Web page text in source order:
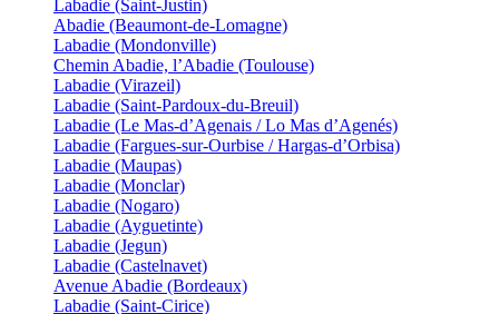
Labadie (Saint-Justin)
Abadie (Beaumont-de-Lomagne)
Labadie (Mondonville)
Chemin Abadie, l’Abadie (Toulouse)
Labadie (Virazeil)
Labadie (Saint-Pardoux-du-Breuil)
Labadie (Le Mas-d’Agenais / Lo Mas d’Agenés)
Labadie (Fargues-sur-Ourbise / Hargas-d’Orbisa)
Labadie (Maupas)
Labadie (Monclar)
Labadie (Nogaro)
Labadie (Ayguetinte)
Labadie (Jegun)
Labadie (Castelnavet)
Avenue Abadie (Bordeaux)
Labadie (Saint-Cirice)